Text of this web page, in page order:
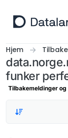
Hjem
funker
Tilbakemeldinger og